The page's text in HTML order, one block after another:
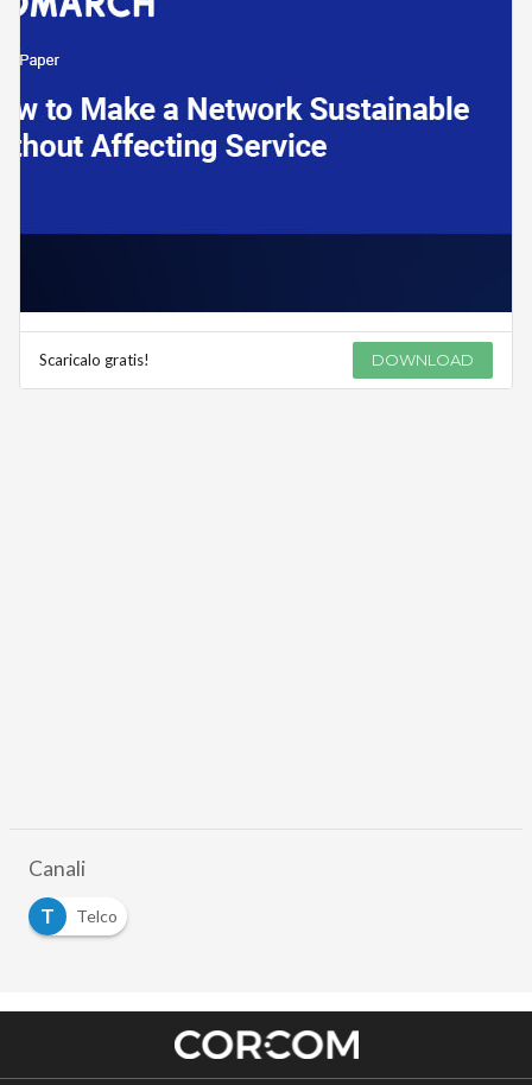
Scaricalo gratis! DOWNLOAD
Canali
T
Telco